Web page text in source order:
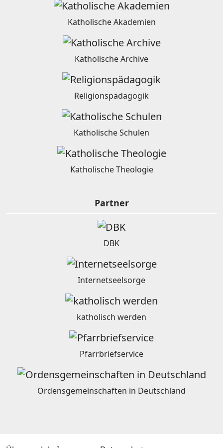
Katholische Akademien
Katholische Archive
Religionspädagogik
Katholische Schulen
Katholische Theologie
Partner
DBK
Internetseelsorge
katholisch werden
Pfarrbriefservice
Ordensgemeinschaften in Deutschland